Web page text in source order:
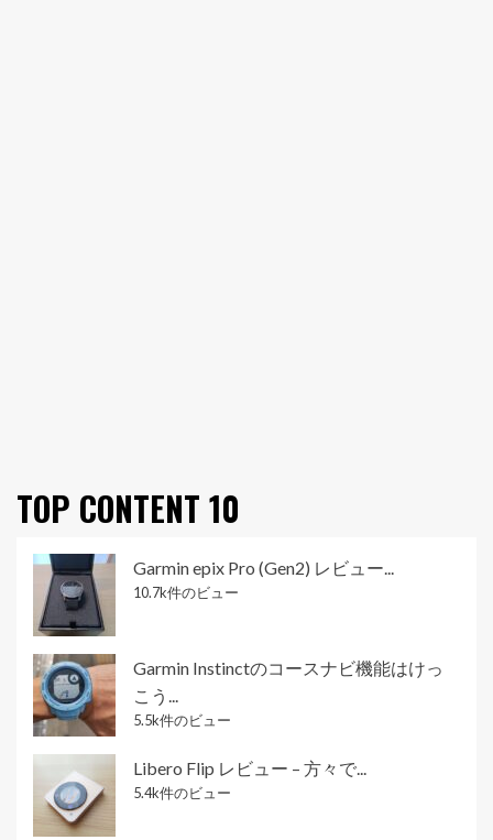
TOP CONTENT 10
Garmin epix Pro (Gen2) レビュー...
10.7k件のビュー
Garmin Instinctのコースナビ機能はけっ
こう...
5.5k件のビュー
Libero Flip レビュー – 方々で...
5.4k件のビュー